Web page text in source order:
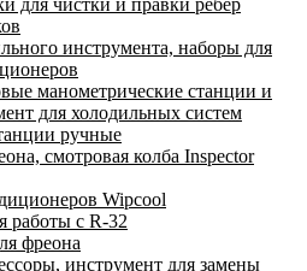
для чистки и правки ребер
инструмента, наборы для
манометрические станции и
для холодильных систем
ручные
смотровая колба Inspector
Wipcool
работы с R-32
фреона
инструмент для замены